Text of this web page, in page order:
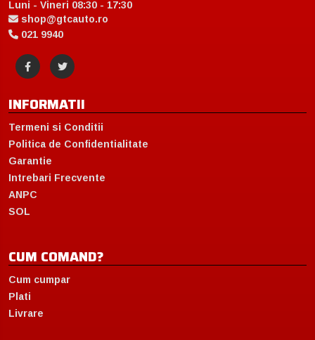
Luni - Vineri 08:30 - 17:30
shop@gtcauto.ro
021 9940
INFORMATII
Termeni si Conditii
Politica de Confidentialitate
Garantie
Intrebari Frecvente
ANPC
SOL
CUM COMAND?
Cum cumpar
Plati
Livrare